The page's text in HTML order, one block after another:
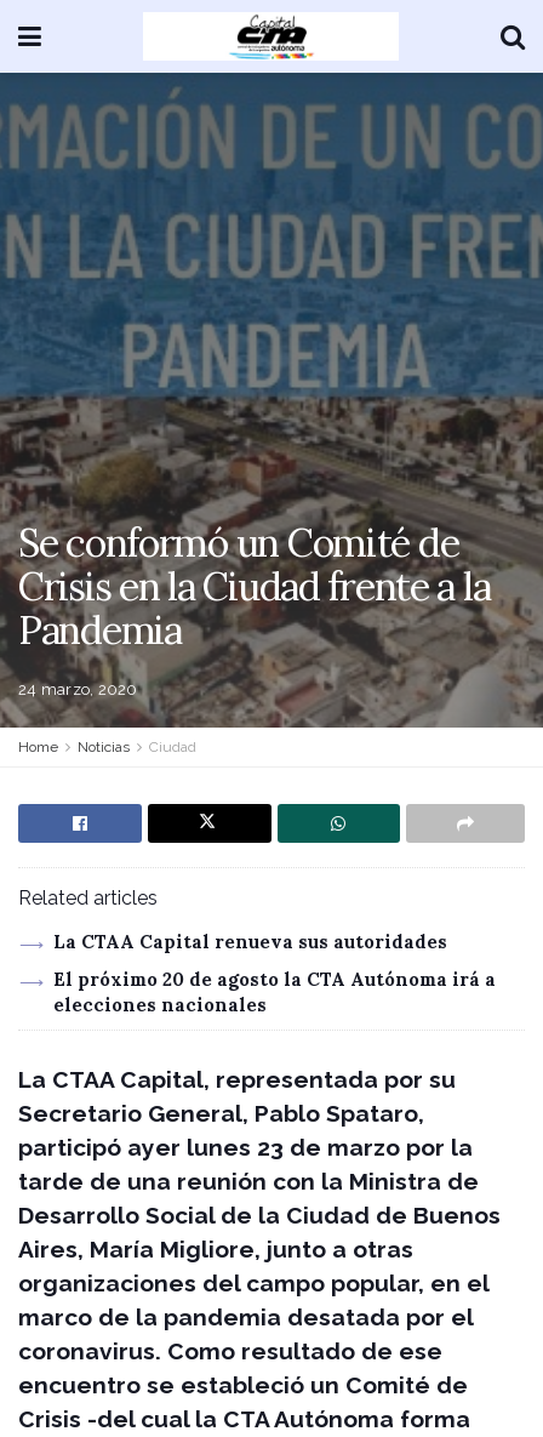
Se conformó un Comité de
Crisis en la Ciudad frente a la
Pandemia
24 marzo, 2020
Home Noticias Ciudad
Related articles
La CTAA Capital renueva sus autoridades
El próximo 20 de agosto la CTA Autónoma irá a
elecciones nacionales
La CTAA Capital, representada por su
Secretario General, Pablo Spataro,
participó ayer lunes 23 de marzo por la
tarde de una reunión con la Ministra de
Desarrollo Social de la Ciudad de Buenos
Aires, María Migliore, junto a otras
organizaciones del campo popular, en el
marco de la pandemia desatada por el
coronavirus. Como resultado de ese
encuentro se estableció un Comité de
Crisis -del cual la CTA Autónoma forma